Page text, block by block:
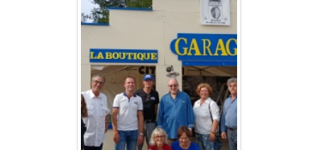
Evolution 11 –
1952/1957
La 15/6 G –
1938/1947
La 15/6 D –